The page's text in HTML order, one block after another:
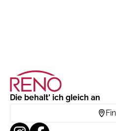
Die behalt' ich gleich an